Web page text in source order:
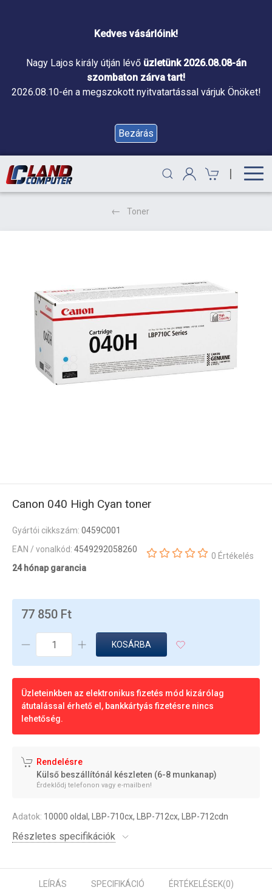
Kedves vásárlóink!
Nagy Lajos király útján lévő üzletünk 2026.08.08-án
szombaton zárva tart!
2026.08.10-én a megszokott nyitvatartással várjuk Önöket!
Bezárás
|
Toner
Canon 040 High Cyan toner
Gyártói cikkszám: 0459C001
EAN / vonalkód: 4549292058260
24 hónap garancia
0 Értékelés
77 850 Ft
KOSÁRBA
Üzleteinkben az elektronikus fizetés mód kizárólag
átutalással érhető el, bankkártyás fizetésre nincs
lehetőség.
Rendelésre
Külső beszállítónál készleten (6-8 munkanap)
Érdeklődj telefonon vagy e-mailben!
Adatok: 10000 oldal, LBP-710cx, LBP-712cx, LBP-712cdn
Részletes specifikációk
LEÍRÁS SPECIFIKÁCIÓ ÉRTÉKELÉSEK(0)